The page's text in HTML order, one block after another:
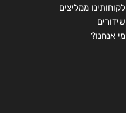
לקוחותינו ממליצים
שידורים
מי אנחנו?